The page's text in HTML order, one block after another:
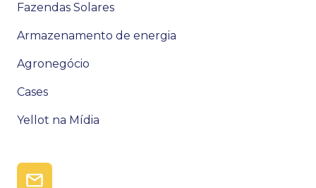
Fazendas Solares
Armazenamento de energia
Agronegócio
Cases
Yellot na Mídia